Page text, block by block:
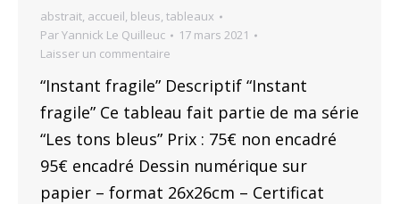
abstrait, accueil, bleus, tableaux
ParYannick Le Quilleuc
17 mars 2021
Laisser un commentaire
“Instant fragile” Descriptif “Instant
fragile” Ce tableau fait partie de ma série
“Les tons bleus” Prix : 75€ non encadré
95€ encadré Dessin numérique sur
papier – format 26x26cm – Certificat